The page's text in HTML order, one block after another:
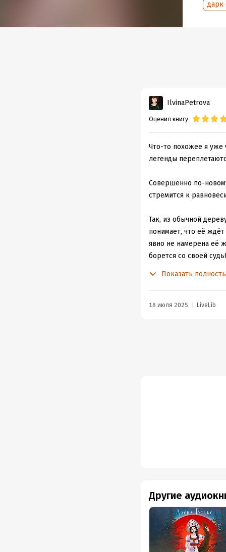
дарк
IlvinaPetrova
Оценил книгу
Что-то похожее я уже
легенды
Совершенно по-
стремится к
Так, из обычной
понимает, что её
явно не намерена её
борется со своей
Показать
18 июля 2025 LiveLib
Другие